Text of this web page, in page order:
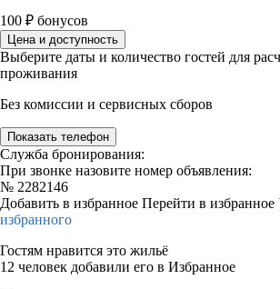
100 ₽ бонусов
Цена и доступность
Выберите даты и количество гостей для
проживания
Без комиссии и сервисных сборов
Показать телефон
Служба бронирования:
При звонке назовите номер объявления:
№ 2282146
Добавить в избранное Перейти в избранное
избранного
Гостям нравится это жильё
12 человек добавили его в Избранное